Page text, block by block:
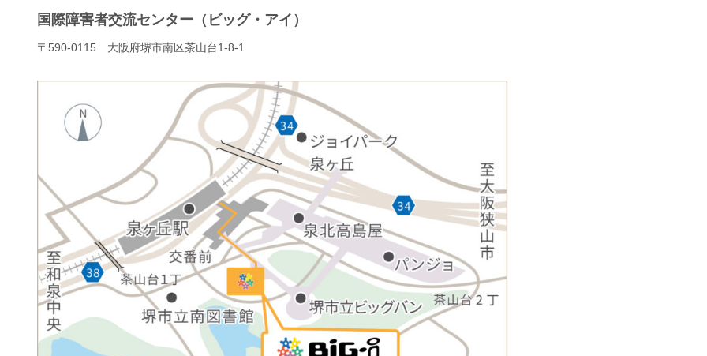
国際障害者交流センター（ビッグ・アイ）
〒590-0115 大阪府堺市南区茶山台1-8-1